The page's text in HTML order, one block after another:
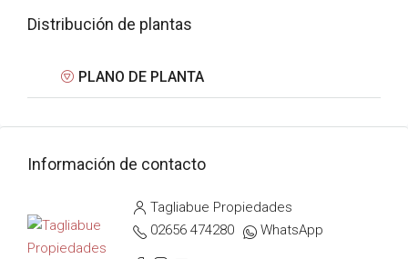
Distribución de plantas
PLANO DE PLANTA
Información de contacto
Tagliabue Propiedades
02656 474280
WhatsApp